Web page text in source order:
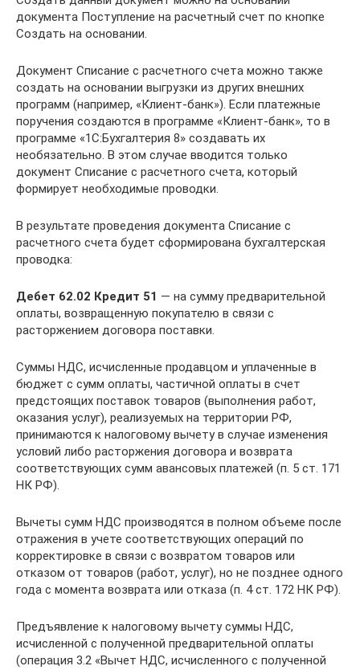
документа Поступление на расчетный счет по кнопке
Создать на основании.
Документ Списание с расчетного счета можно также
создать на основании выгрузки из других внешних
программ (например, «Клиент-банк»). Если платежные
поручения создаются в программе «Клиент-банк», то в
программе «1С:Бухгалтерия 8» создавать их
необязательно. В этом случае вводится только
документ Списание с расчетного счета, который
формирует необходимые проводки.
В результате проведения документа Списание с
расчетного счета будет сформирована бухгалтерская
проводка:
Дебет 62.02 Кредит 51 — на сумму предварительной
оплаты, возвращенную покупателю в связи с
расторжением договора поставки.
Суммы НДС, исчисленные продавцом и уплаченные в
бюджет с сумм оплаты, частичной оплаты в счет
предстоящих поставок товаров (выполнения работ,
оказания услуг), реализуемых на территории РФ,
принимаются к налоговому вычету в случае изменения
условий либо расторжения договора и возврата
соответствующих сумм авансовых платежей (п. 5 ст. 171
НК РФ).
Вычеты сумм НДС производятся в полном объеме после
отражения в учете соответствующих операций по
корректировке в связи с возвратом товаров или
отказом от товаров (работ, услуг), но не позднее одного
года с момента возврата или отказа (п. 4 ст. 172 НК РФ).
Предъявление к налоговому вычету суммы НДС,
исчисленной с полученной предварительной оплаты
(операция 3.2 «Вычет НДС, исчисленного с полученной